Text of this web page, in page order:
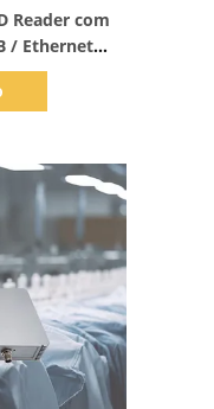
Reader com
/ Ethernet
de